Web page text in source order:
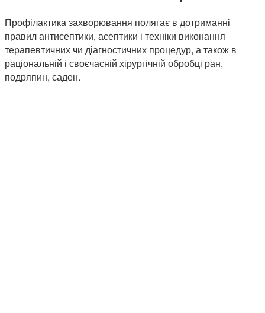
Профілактика захворювання полягає в дотриманні
правил антисептики, асептики і техніки виконання
терапевтичних чи діагностичних процедур, а також в
раціональній і своєчасній хірургічній обробці ран,
подряпин, саден.